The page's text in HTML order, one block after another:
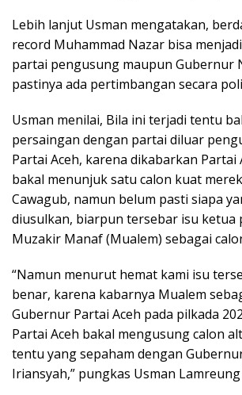
Lebih lanjut Usman mengatakan,
record Muhammad Nazar bisa
partai pengusung maupun Gubernur
pastinya ada pertimbangan secara
Usman menilai, Bila ini terjadi tentu
persaingan dengan partai diluar
Partai Aceh, karena dikabarkan Partai
bakal menunjuk satu calon kuat
Cawagub, namun belum pasti siapa
diusulkan, biarpun tersebar isu ketua
Muzakir Manaf (Mualem) sebagai
“Namun menurut hemat kami isu
benar, karena kabarnya Mualem
Gubernur Partai Aceh pada pilkada
Partai Aceh bakal mengusung calon
tentu yang sepaham dengan
Iriansyah,” pungkas Usman Lamreung